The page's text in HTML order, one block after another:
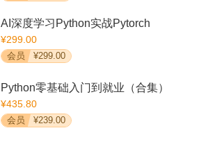
AI深度学习Python实战Pytorch
¥299.00
会员 ¥299.00
Python零基础入门到就业（合集）
¥435.80
会员 ¥239.00